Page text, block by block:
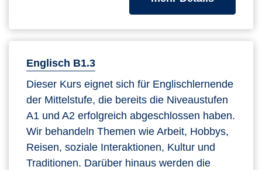
Englisch B1.3
Dieser Kurs eignet sich für Englischlernende
der Mittelstufe, die bereits die Niveaustufen
A1 und A2 erfolgreich abgeschlossen haben.
Wir behandeln Themen wie Arbeit, Hobbys,
Reisen, soziale Interaktionen, Kultur und
Traditionen. Darüber hinaus werden die